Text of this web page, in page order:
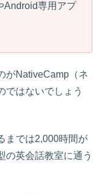
Android専用アプ
がNativeCamp（ネ
ではないでしょう
までは2,000時間が
の英会話教室に通う